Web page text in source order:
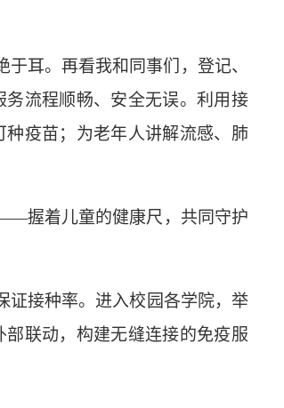
耳。再看我和同事们， 登记、
务流程顺畅、安全无误。利用接
种疫苗；为老年人讲解流感、肺
握着儿童的健康尺， 共同守护
证接种率。进入校园各学院， 举
部联动，构建无缝连接的免疫服